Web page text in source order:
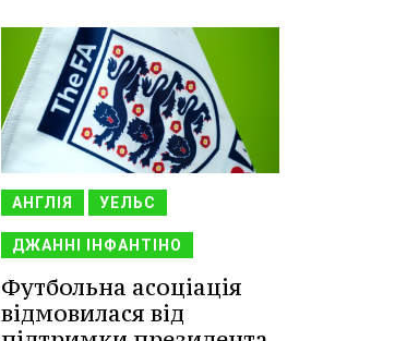
АНГЛІЯ УЕЛЬС
ДЖАННІ ІНФАНТІНО
Футбольна асоціація
відмовилася від